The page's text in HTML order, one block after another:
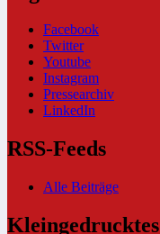
Facebook
Twitter
Youtube
Instagram
Pressearchiv
LinkedIn
RSS-Feeds
Alle Beiträge
Kleingedrucktes